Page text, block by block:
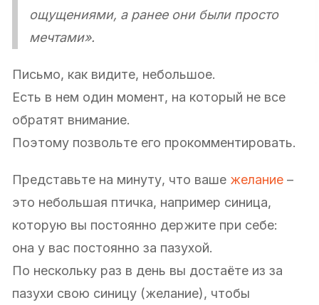
ощущениями, а ранее они были просто
мечтами».
Письмо, как видите, небольшое.
Есть в нем один момент, на который не все
обратят внимание.
Поэтому позвольте его прокомментировать.
Представьте на минуту, что ваше желание –
это небольшая птичка, например синица,
которую вы постоянно держите при себе:
она у вас постоянно за пазухой.
По нескольку раз в день вы достаёте из за
пазухи свою синицу (желание), чтобы